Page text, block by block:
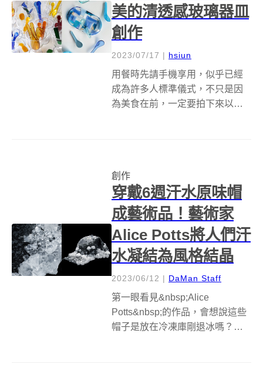
美的清透感玻璃器皿
創作
2023/07/17 | hsiun
用餐時先請手機享用，似乎已經
成為許多人標準儀式，不只是因
為美食在前，一定要拍下來以茲
Ikeya）所創作的玻璃食器，有別
於...
創作
穿戴6週汗水原味帽
成藝術品！藝術家
Alice Potts將人們汗
水凝結為風格結晶
2023/06/12 | DaMan Staff
第一眼看見&nbsp;Alice
Potts&nbsp;的作品，會想說這些
帽子是放在冷凍庫剛退冰嗎？整